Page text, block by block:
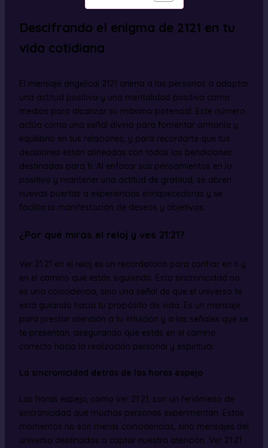
Descifrando el enigma de 2121 en tu
vida cotidiana
El mensaje angelical 2121 anima a las personas a adoptar
una actitud positiva y una mentalidad positiva como
medios para alcanzar su máximo potencial. Este número
actúa como una señal divina para fomentar armonía y
equilibrio en tus relaciones, y para recordarte que tus
decisiones están alineadas con todas las bendiciones
destinadas para ti. Al enfocar sus pensamientos en lo
positivo y mantener una actitud de gratitud, se abren
nuevas puertas a experiencias enriquecedoras y se
facilita la manifestación de deseos y objetivos.
¿Por qué miras el reloj y ves 21:21?
Ver 21:21 en el reloj es un recordatorio para confiar en ti y
en el camino que estás siguiendo. Esta sincronicidad no
es una coincidencia, sino una señal de que el universo te
está guiando hacia tu propósito de vida. Es un mensaje
para prestar atención a tu intuición y a las señales que se
te presentan, asegurando que estás en el camino
correcto hacia la realización personal y espiritual.
La sincronicidad detrás de las horas espejo
Las horas espejo, como ver 21:21, son un fenómeno de
sincronicidad que muchas personas experimentan. Estos
momentos no son meras coincidencias, sino mensajes del
universo destinados a captar nuestra atención. Ver 21:21